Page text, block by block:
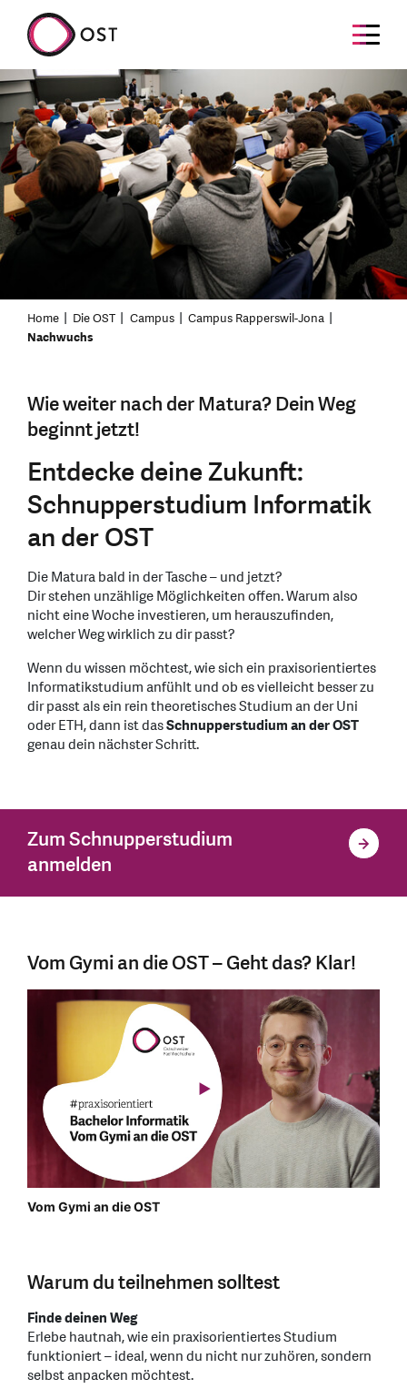
Home Die OST Campus
Campus Rapperswil-Jona
Nachwuchs
Wie weiter nach der Matura? Dein Weg
beginnt jetzt!
Entdecke deine Zukunft:
Schnupperstudium Informatik
an der OST
Die Matura bald in der Tasche – und jetzt?
Dir stehen unzählige Möglichkeiten offen. Warum also
nicht eine Woche investieren, um herauszufinden,
welcher Weg wirklich zu dir passt?
Wenn du wissen möchtest, wie sich ein praxisorientiertes
Informatikstudium anfühlt und ob es vielleicht besser zu
dir passt als ein rein theoretisches Studium an der Uni
oder ETH, dann ist dasSchnupperstudium an der OST
genau dein nächster Schritt.
Zum Schnupperstudium
anmelden
Vom Gymi an die OST – Geht das? Klar!
Vom Gymi an die OST
Warum du teilnehmen solltest
Finde deinen Weg
Erlebe hautnah, wie ein praxisorientiertes Studium
funktioniert – ideal, wenn du nicht nur zuhören, sondern
selbst anpacken möchtest.